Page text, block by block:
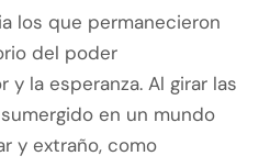
los que permanecieron
del poder
la esperanza. Al girar las
en un mundo
y extraño, como